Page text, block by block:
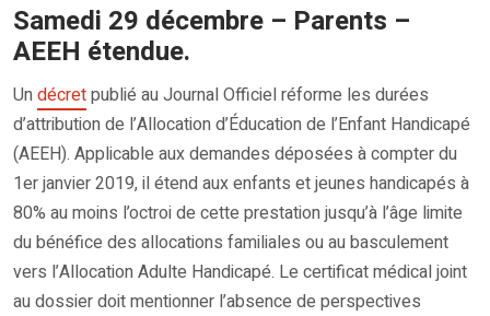
Samedi 29 décembre – Parents –
AEEH étendue.
Undécretpublié au Journal Officiel réforme les durées
d’attribution de l’Allocation d’Éducation de l’Enfant Handicapé
(AEEH). Applicable aux demandes déposées à compter du
1er janvier 2019, il étend aux enfants et jeunes handicapés à
80% au moins l’octroi de cette prestation jusqu’à l’âge limite
du bénéfice des allocations familiales ou au basculement
vers l’Allocation Adulte Handicapé. Le certificat médical joint
au dossier doit mentionner l’absence de perspectives